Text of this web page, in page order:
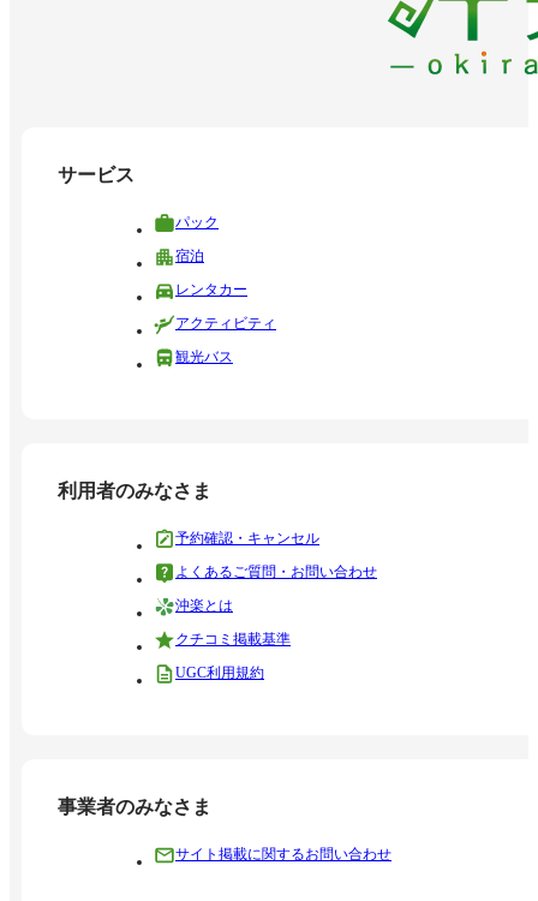
サービス
パック
宿泊
レンタカー
アクティビティ
観光バス
利用者のみなさま
予約確認・キャンセル
よくあるご質問・お問い合わせ
沖楽とは
クチコミ掲載基準
UGC利用規約
事業者のみなさま
サイト掲載に関するお問い合わせ